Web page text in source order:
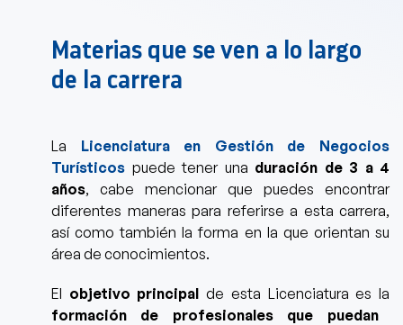
Materias que se ven a lo largo
de la carrera
La Licenciatura en Gestión de Negocios
Turísticos puede tener una duración de 3 a 4
años, cabe mencionar que
puedes encontrar
diferentes maneras para referirse a esta carrera,
así como también la forma en la que orientan su
área de conocimientos.
El objetivo principal de esta Licenciatura es la
formación de profesionales que puedan